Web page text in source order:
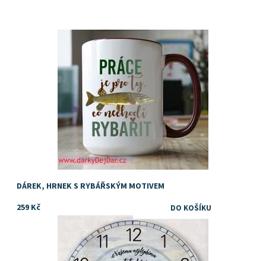
Skladem
DejDar
DÁREK, HRNEK S RYBÁŘSKÝM MOTIVEM
259 Kč
Dárek pro muže s retro motivem vlaku a věnováním
Skladem